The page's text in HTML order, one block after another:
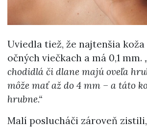
Uviedla tiež, že najtenšia koža
očných viečkach a má 0,1 mm.
chodidlá či dlane majú oveľa
môže mať až do 4 mm – a táto
hrubne.“
Malí poslucháči zároveň